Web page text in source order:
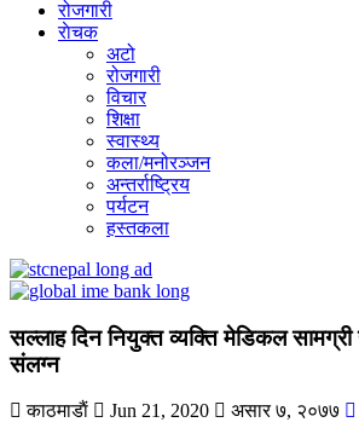
रोजगारी
राेचक
अटो
रोजगारी
विचार
शिक्षा
स्वास्थ्य
कला/मनोरञ्जन
अन्तर्राष्ट्रिय
पर्यटन
हस्तकला
सल्लाह दिन नियुक्त व्यक्ति मेडिकल सामग्री
संलग्न
काठमाडाैं Jun 21, 2020
असार ७, २०७७